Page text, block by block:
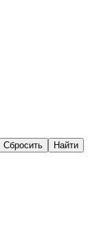
Сбросить
Найти